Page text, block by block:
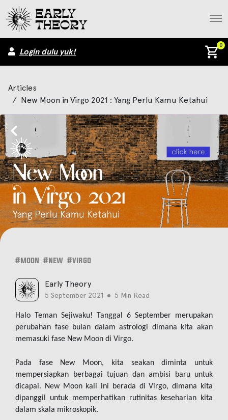
Login dulu yuk!
0
Articles
/ New Moon in Virgo 2021 : Yang Perlu Kamu Ketahui
#moon #new #virgo
Early Theory
5 September 2021 5 Min Read
Halo Teman Sejiwaku! Tanggal 6 September merupakan
perubahan fase bulan dalam astrologi dimana kita akan
memasuki fase New Moon di Virgo.
Pada fase New Moon, kita seakan diminta untuk
mempersiapkan berbagai tujuan dan ambisi baru untuk
dicapai. New Moon kali ini berada di Virgo, dimana kita
dipanggil untuk memperhatikan rutinitas keseharian kita
dalam skala mikroskopik.